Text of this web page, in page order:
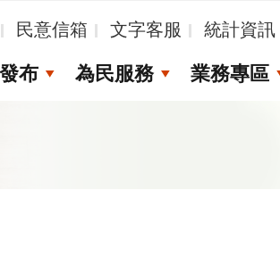
民意信箱 文字客服 統計資訊
布 為民服務 業務專區